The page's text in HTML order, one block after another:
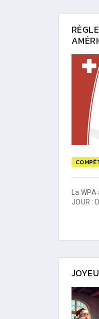
La
JOUR :